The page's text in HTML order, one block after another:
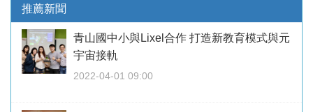
推薦新聞
青山國中小與Lixel合作 打造新教育模式與元
宇宙接軌
2022-04-01 09:00